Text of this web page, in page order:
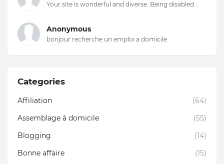
Your site is wonderful and diverse. Being disabled...
Anonymous
bonjour recherche un emploi a domicile
Categories
Affiliation
(64)
Assemblage à domicile
(55)
Blogging
(14)
Bonne affaire
(15)